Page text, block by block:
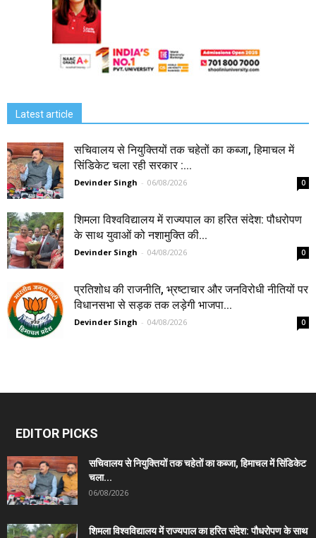
Latest article
सचिवालय से नियुक्तियों तक चहेतों का कब्जा, हिमाचल में
सिंडिकेट चला रही सरकार :...
Devinder Singh - 06/08/2026 0
शिमला विश्वविद्यालय में राज्यपाल का हरित संदेश: पौधरोपण
के साथ युवाओं को नशामुक्ति की...
Devinder Singh - 04/08/2026 0
प्रतिशोध की राजनीति, भ्रष्टाचार और जनविरोधी नीतियों पर
विधानसभा से सड़क तक लड़ेगी भाजपा...
Devinder Singh - 04/08/2026 0
EDITOR PICKS
सचिवालय से नियुक्तियों तक चहेतों का कब्जा, हिमाचल में सिंडिकेट
चला...
06/08/2026
शिमला विश्वविद्यालय में राज्यपाल का हरित संदेश: पौधरोपण के साथ